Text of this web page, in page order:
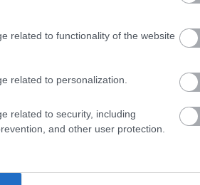
related to functionality of the website
related to personalization.
related to security, including
and other user protection.